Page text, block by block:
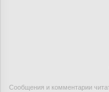
Сообщения и комментарии